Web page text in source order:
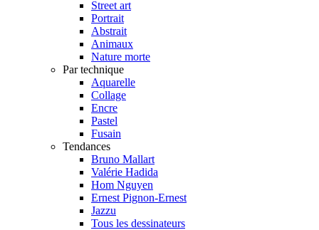
Street art
Portrait
Abstrait
Animaux
Nature morte
Par technique
Aquarelle
Collage
Encre
Pastel
Fusain
Tendances
Bruno Mallart
Valérie Hadida
Hom Nguyen
Ernest Pignon-Ernest
Jazzu
Tous les dessinateurs